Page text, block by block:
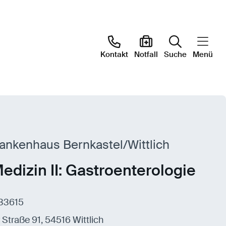
Kontakt Notfall Suche Menü
II: Gastroenterologie
Bernkastel/Wittlich
91, 54516 Wittlich